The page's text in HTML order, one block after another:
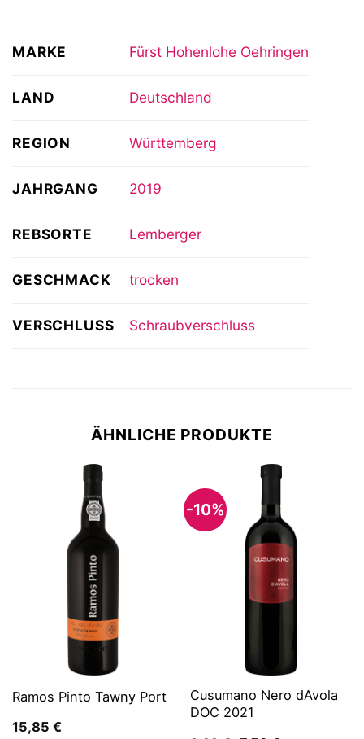
MARKE Fürst Hohenlohe Oehringen
LAND Deutschland
REGION Württemberg
JAHRGANG 2019
REBSORTE Lemberger
GESCHMACK trocken
VERSCHLUSS Schraubverschluss
ÄHNLICHE PRODUKTE
Ramos Pinto Tawny Port
15,85 €
-10%
Cusumano Nero dAvola
DOC 2021